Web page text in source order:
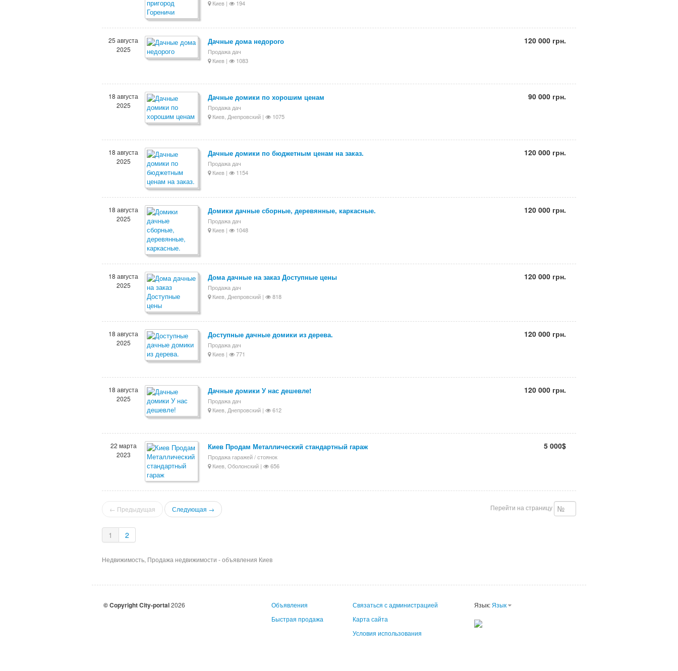
Киев |
194
25 августа
2025
Дачные дома недорого
Продажа дач
Киев |
1083
120 000 грн.
18 августа
2025
Дачные домики по хорошим ценам
Продажа дач
Киев, Днепровский |
1075
90 000 грн.
18 августа
2025
Дачные домики по бюджетным ценам на заказ.
Продажа дач
Киев |
1154
120 000 грн.
18 августа
2025
Домики дачные сборные, деревянные, каркасные.
Продажа дач
Киев |
1048
120 000 грн.
18 августа
2025
Дома дачные на заказ Доступные цены
Продажа дач
Киев, Днепровский |
818
120 000 грн.
18 августа
2025
Доступные дачные домики из дерева.
Продажа дач
Киев |
771
120 000 грн.
18 августа
2025
Дачные домики У нас дешевле!
Продажа дач
Киев, Днепровский |
612
120 000 грн.
22 марта
2023
Киев Продам Металлический стандартный гараж
Продажа гаражей / стоянок
Киев, Оболонский |
656
5 000$
← Предыдущая Следующая → Перейти на страницу
1 2
Недвижимость, Продажа недвижимости - объявления Киев
© Copyright City-portal2026
Объявления
Быстрая продажа
Связаться с администрацией
Карта сайта
Условия использования
Язык: Язык